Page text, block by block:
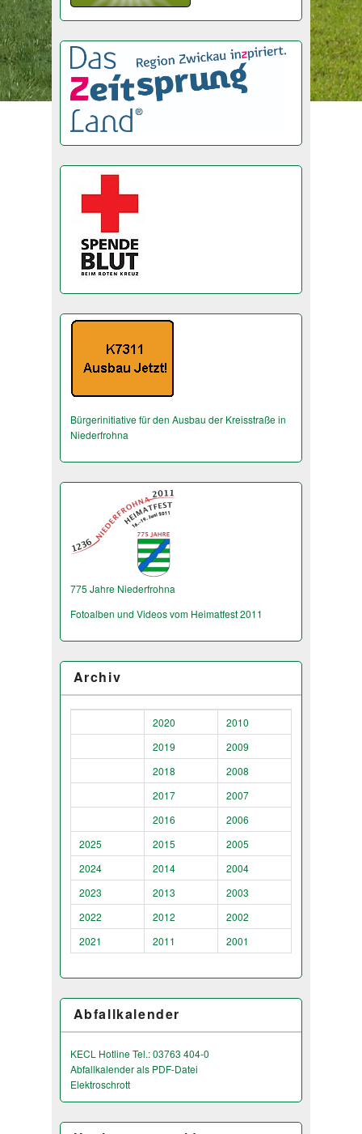
Bürgerinitiative für den Ausbau der Kreisstraße in
Niederfrohna
775 Jahre Niederfrohna
Fotoalben und Videos vom Heimatfest 2011
Archiv
2020
2010
2019
2009
2018
2008
2017
2007
2016
2006
2025
2015
2005
2024
2014
2004
2023
2013
2003
2022
2012
2002
2021
2011 2001
Abfallkalender
KECL Hotline Tel.: 03763 404-0
Abfallkalender als PDF-Datei
Elektroschrott